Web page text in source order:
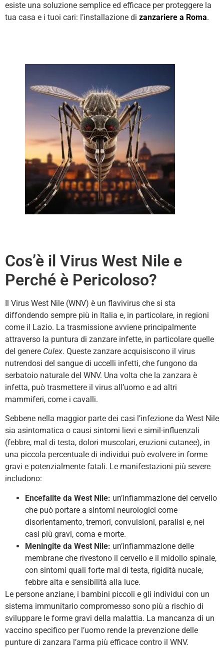
esiste una soluzione semplice ed efficace per proteggere la
tua casa e i tuoi cari: l’installazione di zanzariere a Roma.
Cos’è il Virus West Nile e
Perché è Pericoloso?
Il Virus West Nile (WNV) è un flavivirus che si sta
diffondendo sempre più in Italia e, in particolare, in regioni
come il Lazio. La trasmissione avviene principalmente
attraverso la puntura di zanzare infette, in particolare quelle
del genere Culex. Queste zanzare acquisiscono il virus
nutrendosi del sangue di uccelli infetti, che fungono da
serbatoio naturale del WNV. Una volta che la zanzara è
infetta, può trasmettere il virus all’uomo e ad altri
mammiferi, come i cavalli.
Sebbene nella maggior parte dei casi l’infezione da West Nile
sia asintomatica o causi sintomi lievi e simil-influenzali
(febbre, mal di testa, dolori muscolari, eruzioni cutanee), in
una piccola percentuale di individui può evolvere in forme
gravi e potenzialmente fatali. Le manifestazioni più severe
includono:
Encefalite da West Nile: un’infiammazione del cervello
che può portare a sintomi neurologici come
disorientamento, tremori, convulsioni, paralisi e, nei
casi più gravi, coma e morte.
Meningite da West Nile: un’infiammazione delle
membrane che rivestono il cervello e il midollo spinale,
con sintomi quali forte mal di testa, rigidità nucale,
febbre alta e sensibilità alla luce.
Le persone anziane, i bambini piccoli e gli individui con un
sistema immunitario compromesso sono più a rischio di
sviluppare le forme gravi della malattia. La mancanza di un
vaccino specifico per l’uomo rende la prevenzione delle
punture di zanzara l’arma più efficace contro il WNV.